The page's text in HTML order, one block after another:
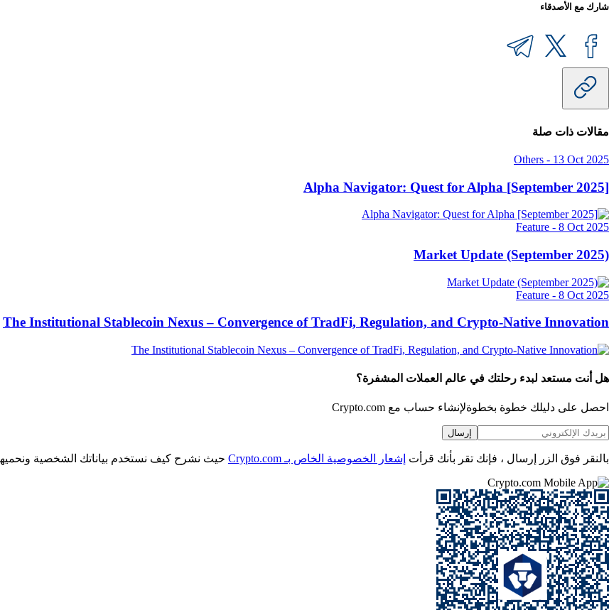
شارك مع الأصدقاء
مقالات ذات صلة
Others - 13 Oct 2025
Alpha Navigator: Quest for Alpha [September 2025]
Feature - 8 Oct 2025
Market Update (September 2025)
Feature - 8 Oct 2025
The Institutional Stablecoin Nexus – Convergence of TradFi, Regulation, and Crypto-Native Innovation
هل أنت مستعد لبدء رحلتك في عالم العملات المشفرة؟
احصل على دليلك خطوة بخطوةلإنشاء حساب مع Crypto.com
إرسال
بالنقر فوق الزر إرسال ، فإنك تقر بأنك قرأت إشعار الخصوصية الخاص بـ Crypto.com حيث نشرح كيف نستخدم بياناتك الشخصية